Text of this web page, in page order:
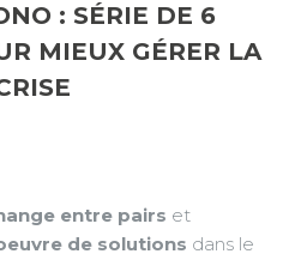
: SÉRIE DE 6
MIEUX GÉRER LA
entre pairs et
de solutions dans le